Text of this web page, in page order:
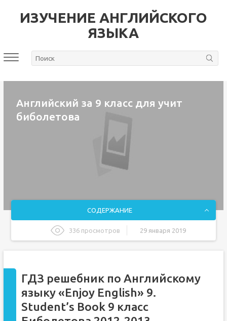
ИЗУЧЕНИЕ АНГЛИЙСКОГО
ЯЗЫКА
Английский за 9 класс для учит
биболетова
СОДЕРЖАНИЕ
336 просмотров 29 января 2019
Глава 2. Мир большой! Начните путешествовать уже
Глава 3. Можем ли мы научиться жить дружно?
Глава 4. Сделайте свой выбор, постройте свою жизнь
ГДЗ решебник по Английскому
языку «Enjoy English» 9.
Student’s Book 9 класс